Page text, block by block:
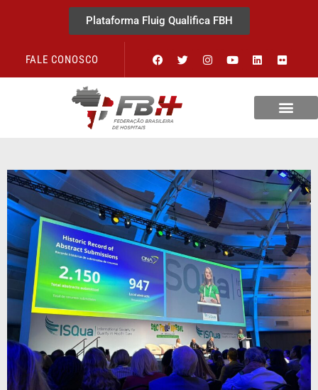
Plataforma Fluig Qualifica FBH
FALE CONOSCO